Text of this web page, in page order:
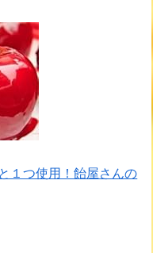
つ使用！飴屋さんの